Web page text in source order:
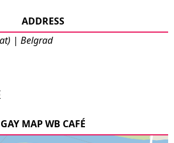
ADDRESS
| Belgrad
GAY MAP WB CAFÉ